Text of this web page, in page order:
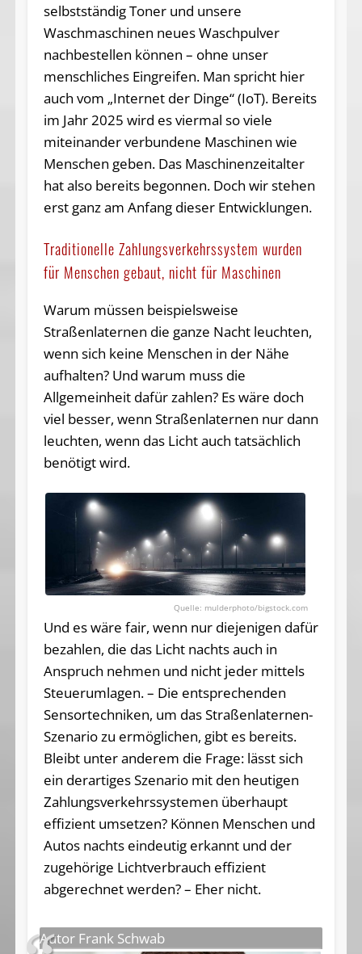
selbstständig Toner und unsere
Waschmaschinen neues Waschpulver
nachbestellen können – ohne unser
menschliches Eingreifen. Man spricht hier
auch vom „Internet der Dinge“ (IoT). Bereits
im Jahr 2025 wird es viermal so viele
miteinander verbundene Maschinen wie
Menschen geben. Das Maschinenzeitalter
hat also bereits begonnen. Doch wir stehen
erst ganz am Anfang dieser Entwicklungen.
Traditionelle Zahlungsverkehrssystem wurden
für Menschen gebaut, nicht für Maschinen
Warum müssen beispielsweise
Straßenlaternen die ganze Nacht leuchten,
wenn sich keine Menschen in der Nähe
aufhalten? Und warum muss die
Allgemeinheit dafür zahlen? Es wäre doch
viel besser, wenn Straßenlaternen nur dann
leuchten, wenn das Licht auch tatsächlich
benötigt wird.
mulderphoto/bigstock.com
Und es wäre fair, wenn nur diejenigen dafür
bezahlen, die das Licht nachts auch in
Anspruch nehmen und nicht jeder mittels
Steuerumlagen. – Die entsprechenden
Sensortechniken, um das Straßenlaternen-
Szenario zu ermöglichen, gibt es bereits.
Bleibt unter anderem die Frage: lässt sich
ein derartiges Szenario mit den heutigen
Zahlungsverkehrssystemen überhaupt
effizient umsetzen? Können Menschen und
Autos nachts eindeutig erkannt und der
zugehörige Lichtverbrauch effizient
abgerechnet werden? – Eher nicht.
Autor Frank Schwab